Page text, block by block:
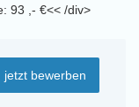
93 ,- €<< /div>
jetzt bewerben